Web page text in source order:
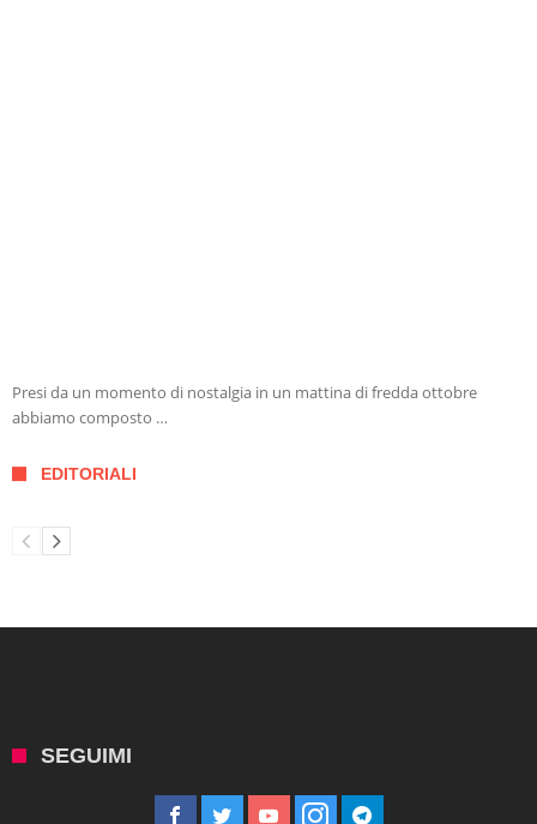
Presi da un momento di nostalgia in un mattina di fredda ottobre
abbiamo composto …
EDITORIALI
SEGUIMI